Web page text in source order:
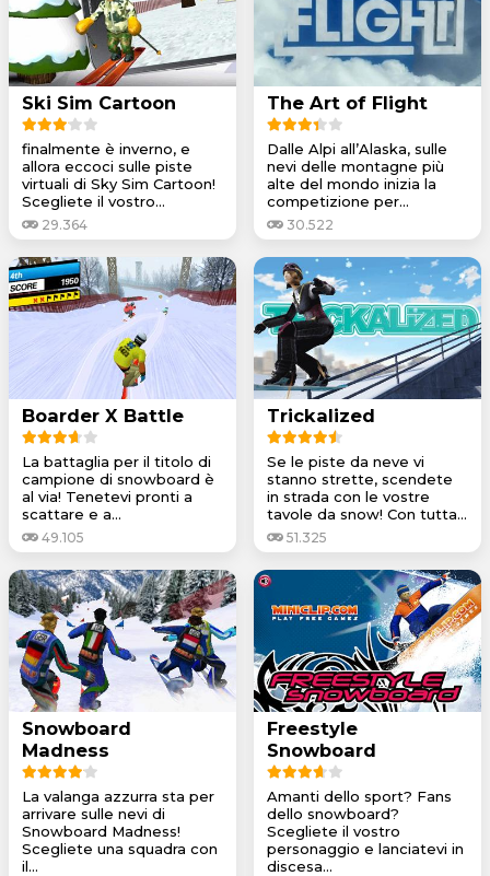
Ski Sim Cartoon
finalmente è inverno, e
allora eccoci sulle piste
virtuali di Sky Sim Cartoon!
Scegliete il vostro...
29.364
The Art of Flight
Dalle Alpi all’Alaska, sulle
nevi delle montagne più
alte del mondo inizia la
competizione per...
30.522
Boarder X Battle
La battaglia per il titolo di
campione di snowboard è
al via! Tenetevi pronti a
scattare e a...
49.105
Trickalized
Se le piste da neve vi
stanno strette, scendete
in strada con le vostre
tavole da snow! Con tutta...
51.325
Snowboard
Madness
La valanga azzurra sta per
arrivare sulle nevi di
Snowboard Madness!
Scegliete una squadra con
il...
Freestyle
Snowboard
Amanti dello sport? Fans
dello snowboard?
Scegliete il vostro
personaggio e lanciatevi in
discesa...